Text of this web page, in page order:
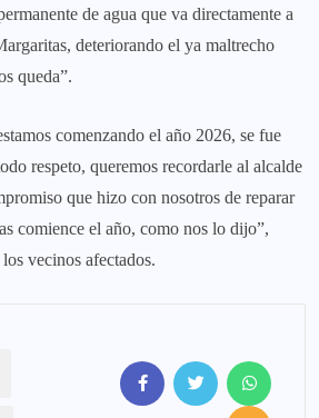
de agua que va directamente a
deteriorando el ya maltrecho
queda”.
comenzando el año 2026, se fue
respeto, queremos recordarle al alcalde
que hizo con nosotros de reparar
comience el año, como nos lo dijo”,
vecinos afectados.